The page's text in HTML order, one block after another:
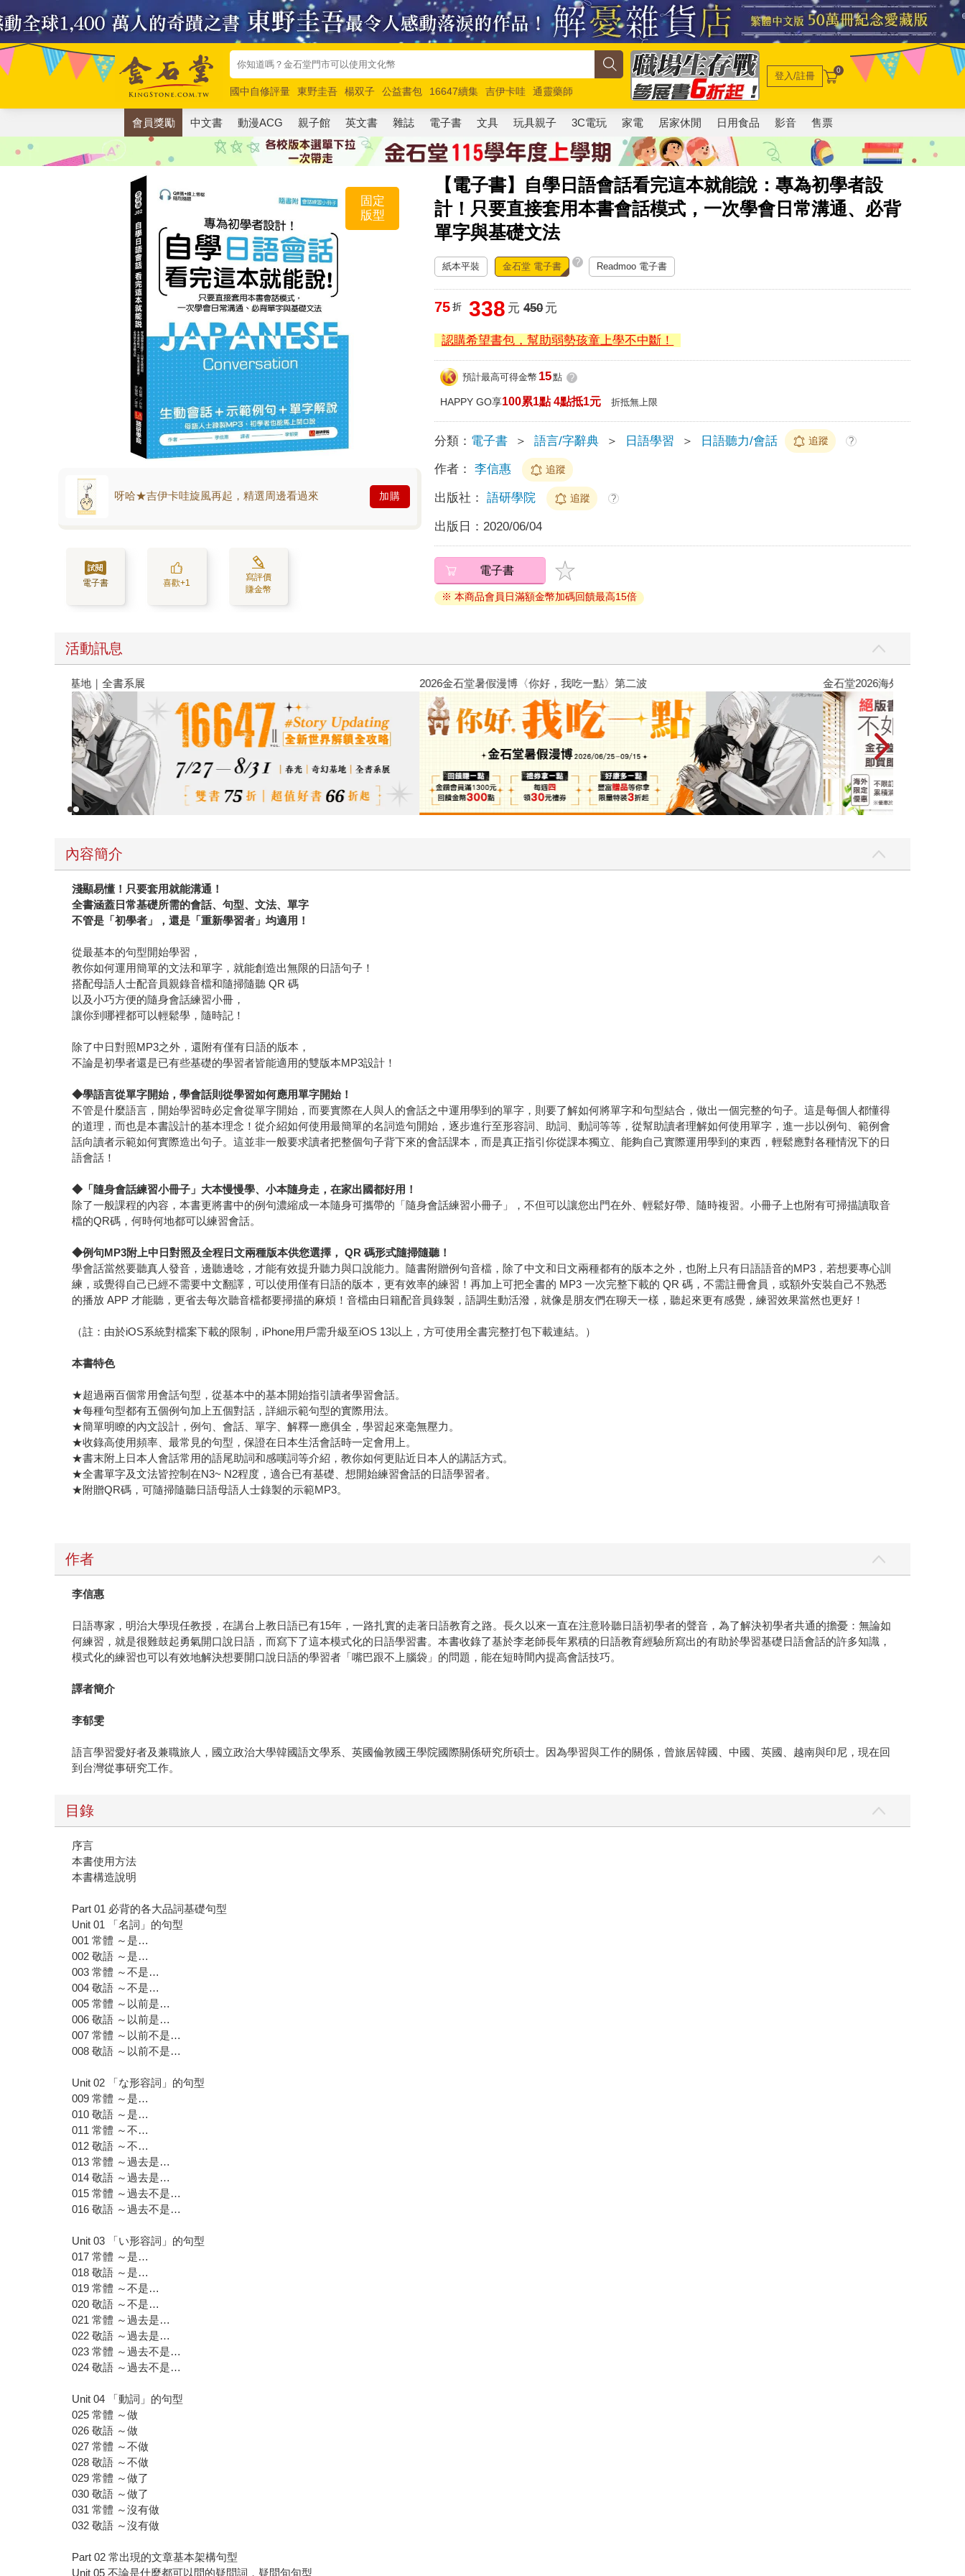
國中自修評量 東野圭吾 楊双子 公益書包 16647續集 吉伊卡哇
通靈藥師
唯紅花綻放
奧德賽 路邊攤新作 馬斯克 玩具總動員5 超慢跑
登入/註冊 0
會員獎勵 中文書 動漫ACG 親子館 英文書 雜誌 電子書 文具 玩具親子 3C電玩 家電 居家休閒 日用食品 影音 售票
【電子書】自學日語會話看完這本就能說：專為初學者設
計！只要直接套用本書會話模式，一次學會日常溝通、必背
單字與基礎文法
固定
版型
呀哈★吉伊卡哇旋風再起，精選周邊看過來 加購
電子書 喜歡+1
寫評價
賺金幣
紙本平裝 金石堂 電子書 ? Readmoo 電子書
75 折 338 元 450元
認購希望書包，幫助弱勢孩童上學不中斷！
預計最高可得金幣 15點 ?
HAPPY GO享100累1點 4點抵1元 折抵無上限
分類： 電子書 ＞ 語言/字辭典 ＞ 日語學習 ＞ 日語聽力/會話 追蹤 ?
作者： 李信惠 追蹤
出版社： 語研學院 追蹤 ?
出版日： 2020/06/04
電子書
※ 本商品會員日滿額金幣加碼回饋最高15倍
活動訊息
春光ｘ奇幻基地｜全書系展 2026金石堂暑假漫博〈你好，我吃一點〉第二波 金石堂2026海
內容簡介
淺顯易懂！只要套用就能溝通！
全書涵蓋日常基礎所需的會話、句型、文法、單字
不管是「初學者」，還是「重新學習者」均適用！
從最基本的句型開始學習，
教你如何運用簡單的文法和單字，就能創造出無限的日語句子！
搭配母語人士配音員親錄音檔和隨掃隨聽 QR 碼
以及小巧方便的隨身會話練習小冊，
讓你到哪裡都可以輕鬆學，隨時記！
除了中日對照MP3之外，還附有僅有日語的版本，
不論是初學者還是已有些基礎的學習者皆能適用的雙版本MP3設計！
◆學語言從單字開始，學會話則從學習如何應用單字開始！
不管是什麼語言，開始學習時必定會從單字開始，而要實際在人與人的會話之中運用學到的單字，則要了解如何將單字和句型結合，做出一個完整的句子。這是每個人都懂得
的道理，而也是本書設計的基本理念！從介紹如何使用最簡單的名詞造句開始，逐步進行至形容詞、助詞、動詞等等，從幫助讀者理解如何使用單字，進一步以例句、範例會
話向讀者示範如何實際造出句子。這並非一般要求讀者把整個句子背下來的會話課本，而是真正指引你從課本獨立、能夠自己實際運用學到的東西，輕鬆應對各種情況下的日
語會話！
◆ 「隨身會話練習小冊子」大本慢慢學、小本隨身走，在家出國都好用！
除了一般課程的內容，本書更將書中的例句濃縮成一本隨身可攜帶的「隨身會話練習小冊子」，不但可以讓您出門在外、輕鬆好帶、隨時複習。小冊子上也附有可掃描讀取音
檔的QR碼，何時何地都可以練習會話。
◆例句MP3附上中日對照及全程日文兩種版本供您選擇， QR 碼形式隨掃隨聽！
學會話當然要聽真人發音，邊聽邊唸，才能有效提升聽力與口說能力。隨書附贈例句音檔，除了中文和日文兩種都有的版本之外，也附上只有日語語音的MP3，若想要專心訓
練，或覺得自己已經不需要中文翻譯，可以使用僅有日語的版本，更有效率的練習！再加上可把全書的 MP3 一次完整下載的 QR 碼，不需註冊會員，或額外安裝自己不熟悉
的播放 APP 才能聽，更省去每次聽音檔都要掃描的麻煩！音檔由日籍配音員錄製，語調生動活潑，就像是朋友們在聊天一樣，聽起來更有感覺，練習效果當然也更好！
（註：由於iOS系統對檔案下載的限制，iPhone用戶需升級至iOS 13以上，方可使用全書完整打包下載連結。）
本書特色
★超過兩百個常用會話句型，從基本中的基本開始指引讀者學習會話。
★每種句型都有五個例句加上五個對話，詳細示範句型的實際用法。
★簡單明瞭的內文設計，例句、會話、單字、解釋一應俱全，學習起來毫無壓力。
★收錄高使用頻率、最常見的句型，保證在日本生活會話時一定會用上。
★書末附上日本人會話常用的語尾助詞和感嘆詞等介紹，教你如何更貼近日本人的講話方式。
★全書單字及文法皆控制在N3~ N2程度，適合已有基礎、想開始練習會話的日語學習者。
★附贈QR碼，可隨掃隨聽日語母語人士錄製的示範MP3。
作者
李信惠
日語專家，明治大學現任教授，在講台上教日語已有15年，一路扎實的走著日語教育之路。長久以來一直在注意聆聽日語初學者的聲音，為了解決初學者共通的擔憂：無論如
何練習，就是很難鼓起勇氣開口說日語，而寫下了這本模式化的日語學習書。本書收錄了基於李老師長年累積的日語教育經驗所寫出的有助於學習基礎日語會話的許多知識，
模式化的練習也可以有效地解決想要開口說日語的學習者「嘴巴跟不上腦袋」的問題，能在短時間內提高會話技巧。
譯者簡介
李郁雯
語言學習愛好者及兼職旅人，國立政治大學韓國語文學系、英國倫敦國王學院國際關係研究所碩士。因為學習與工作的關係，曾旅居韓國、中國、英國、越南與印尼，現在回
到台灣從事研究工作。
目錄
序言
本書使用方法
本書構造說明
Part 01 必背的各大品詞基礎句型
Unit 01 「名詞」的句型
001 常體 ～是…
002 敬語 ～是…
003 常體 ～不是…
004 敬語 ～不是…
005 常體 ～以前是…
006 敬語 ～以前是…
007 常體 ～以前不是…
008 敬語 ～以前不是…
Unit 02 「な形容詞」的句型
009 常體 ～是…
010 敬語 ～是…
011 常體 ～不…
012 敬語 ～不…
013 常體 ～過去是…
014 敬語 ～過去是…
015 常體 ～過去不是…
016 敬語 ～過去不是…
Unit 03 「い形容詞」的句型
017 常體 ～是…
018 敬語 ～是…
019 常體 ～不是…
020 敬語 ～不是…
021 常體 ～過去是…
022 敬語 ～過去是…
023 常體 ～過去不是…
024 敬語 ～過去不是…
Unit 04 「動詞」的句型
025 常體 ～做
026 敬語 ～做
027 常體 ～不做
028 敬語 ～不做
029 常體 ～做了
030 敬語 ～做了
031 常體 ～沒有做
032 敬語 ～沒有做
Part 02 常出現的文章基本架構句型
Unit 05 不論是什麼都可以問的疑問詞，疑問句句型